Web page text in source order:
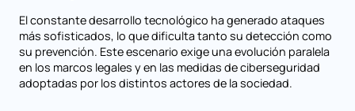
El constante desarrollo tecnológico ha generado ataques
más sofisticados, lo que dificulta tanto su detección como
su prevención. Este escenario exige una evolución paralela
en los marcos legales y en las medidas de ciberseguridad
adoptadas por los distintos actores de la sociedad.